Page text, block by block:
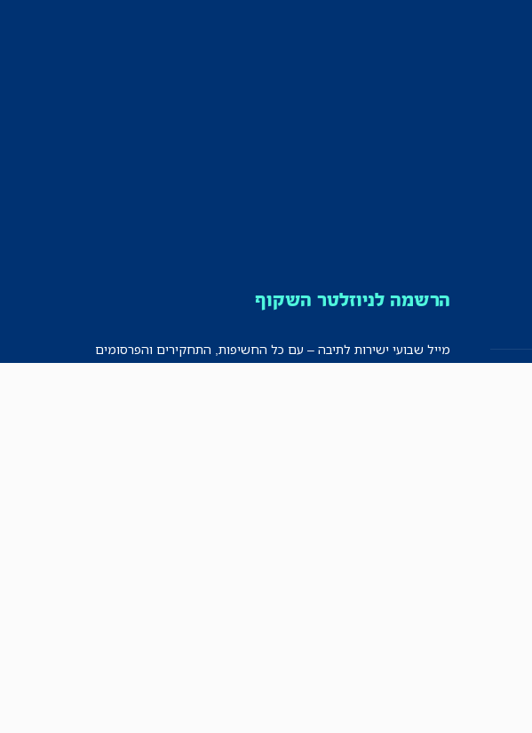
הרשמה לניוזלטר השקוף
מייל שבועי ישירות לתיבה – עם כל החשיפות, התחקירים והפרסומים
שלנו.